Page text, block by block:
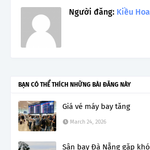
Người đăng: Kiều Hoa
BẠN CÓ THỂ THÍCH NHỮNG BÀI ĐĂNG NÀY
Giá vé máy bay tăng
March 24, 2026
Sân bay Đà Nẵng gặp khó